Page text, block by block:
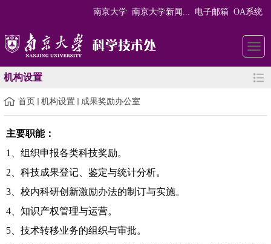
南京大学 南京大学新闻... 电子邮箱 OA系统
机构设置
首页 机构设置 成果奖励办公室
主要职能：
1
、组织申报各类科技奖励。
2 、科技成果登记、鉴定与统计分析。
3 、校内科研创新激励办法的制订与实施。
4 、知识产权管理与运营。
5 、技术转移业务的组织与审批。